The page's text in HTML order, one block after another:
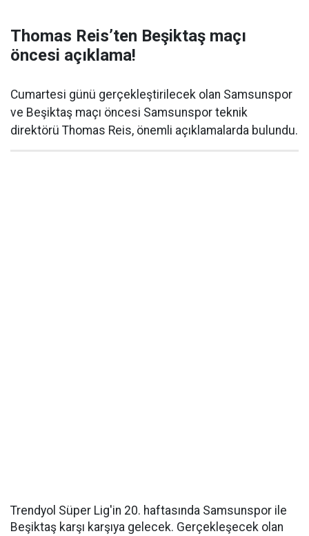
Thomas Reis’ten Beşiktaş maçı
öncesi açıklama!
Cumartesi günü gerçekleştirilecek olan Samsunspor
ve Beşiktaş maçı öncesi Samsunspor teknik
direktörü Thomas Reis, önemli açıklamalarda bulundu.
Trendyol Süper Lig'in 20. haftasında Samsunspor ile
Beşiktaş karşı karşıya gelecek. Gerçekleşecek olan